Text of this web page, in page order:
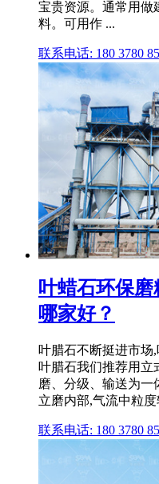
宝贵资源。通常用做
料。可用作 ...
联系电话: 180 3780
叶蜡石环保
哪家好？
叶腊石不断挺进市场
叶腊石我们推荐用立
磨、分级、输送为一
立磨内部,气流中粒
联系电话: 180 3780